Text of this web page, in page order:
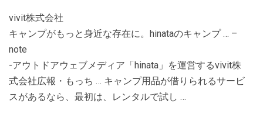
vivit株式会社
キャンプがもっと身近な存在に。hinataのキャンプ … –
note
-アウトドアウェブメディア「hinata」を運営するvivit株
式会社広報・もっち … キャンプ用品が借りられるサービ
スがあるなら、最初は、レンタルで試し …